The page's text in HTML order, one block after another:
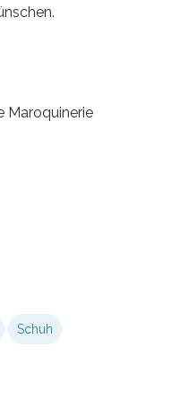
Maroquinerie
Schuh